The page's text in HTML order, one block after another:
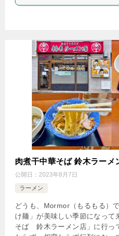
肉煮干中華そば 鈴木ラーメ
公開日： 2023年8月7日
ラーメン
どうも、Mormor（もるもる）
け麺」が美味しい季節になって
そば 鈴木ラーメン店」に行っ